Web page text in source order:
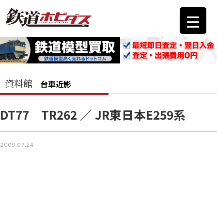
資料館 台車近影
DT77 TR262 ／ JR東日本E259系
2009.07.24